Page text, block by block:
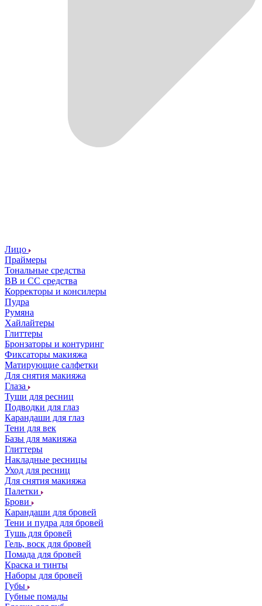
Лицо
Праймеры
Тональные средства
ВВ и СС средства
Корректоры и консилеры
Пудра
Румяна
Хайлайтеры
Глиттеры
Бронзаторы и контуринг
Фиксаторы макияжа
Матирующие салфетки
Для снятия макияжа
Глаза
Туши для ресниц
Подводки для глаз
Карандаши для глаз
Тени для век
Базы для макияжа
Глиттеры
Накладные ресницы
Уход для ресниц
Для снятия макияжа
Палетки
Брови
Карандаши для бровей
Тени и пудра для бровей
Тушь для бровей
Гель, воск для бровей
Помада для бровей
Краска и тинты
Наборы для бровей
Губы
Губные помады